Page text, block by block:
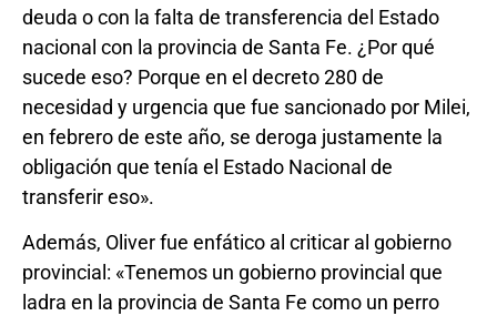
deuda o con la falta de transferencia del Estado
nacional con la provincia de Santa Fe. ¿Por qué
sucede eso? Porque en el decreto 280 de
necesidad y urgencia que fue sancionado por Milei,
en febrero de este año, se deroga justamente la
obligación que tenía el Estado Nacional de
transferir eso».
Además, Oliver fue enfático al criticar al gobierno
provincial: «Tenemos un gobierno provincial que
ladra en la provincia de Santa Fe como un perro